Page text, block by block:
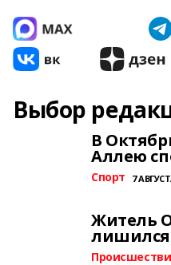
Выбор
В
Аллею
Спорт 7
Житель
лишился